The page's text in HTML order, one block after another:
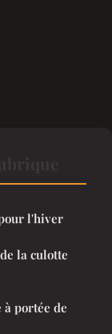
l'hiver
la culotte
portée de